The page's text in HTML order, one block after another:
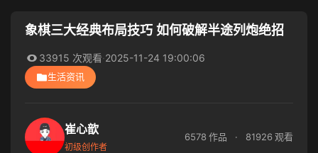
象棋三大经典布局技巧 如何破解半途列炮绝招
33915 次观看·2025-11-24 19:00:06
生活资讯
崔心歆
初级创作者
6578 作品 · 81926 观看